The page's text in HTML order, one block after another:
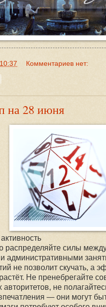
10:37 Комментариев нет:
на 28 июня
распределяйте силы
административными
не позволит скучать, а
Не пренебрегайте
авторитетов, не
— они могут